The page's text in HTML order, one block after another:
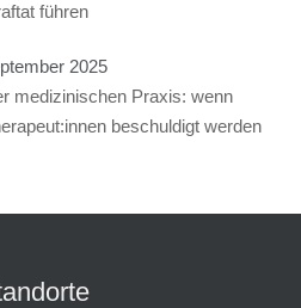
führen
2025
medizinischen Praxis: wenn
beschuldigt werden